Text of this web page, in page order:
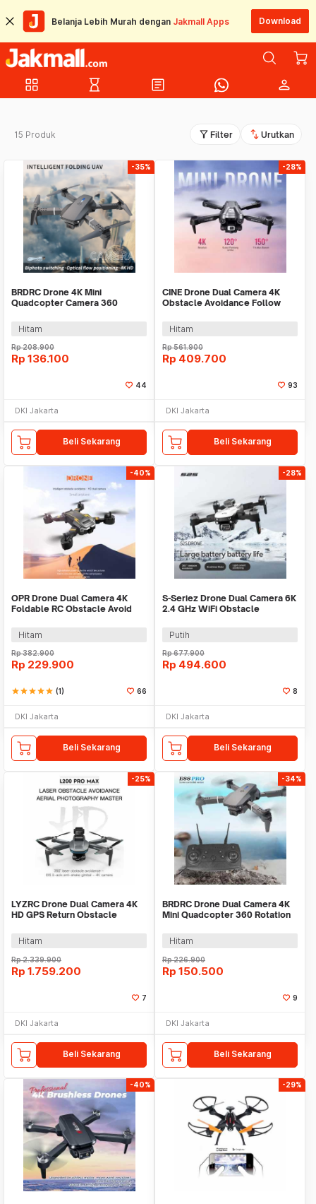
Belanja Lebih Murah dengan Jakmall Apps Download
grid_view hourglass_empty article person
15 Produk filter_alt Filter swap_vert Urutkan
-35%
BRDRC Drone 4K Mini
Quadcopter Camera 360
1800mAh - E88
Hitam
Rp208.900
Rp 136.100
44
DKI Jakarta
Beli Sekarang
-28%
CINE Drone Dual Camera 4K
Obstacle Avoidance Follow
Hitam
Rp561.900
Rp 409.700
93
DKI Jakarta
Beli Sekarang
-40%
OPR Drone Dual Camera 4K
Foldable RC Obstacle Avoid
Hitam
Rp382.900
Rp 229.900
starstarstarstarstar (1) 66
DKI Jakarta
Beli Sekarang
-28%
S-Seriez Drone Dual Camera 6K
2.4 GHz WiFi Obstacle
Putih
Rp677.900
Rp 494.600
8
DKI Jakarta
Beli Sekarang
-25%
LYZRC Drone Dual Camera 4K
HD GPS Return Obstacle
PRO MAX
Hitam
Rp2.339.900
Rp 1.759.200
7
DKI Jakarta
Beli Sekarang
-34%
BRDRC Drone Dual Camera 4K
Mini Quadcopter 360 Rotation
Hitam
Rp226.900
Rp 150.500
9
DKI Jakarta
Beli Sekarang
-40% -29%